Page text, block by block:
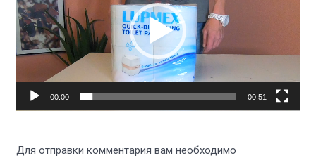
00:00 00:51
Для отправки комментария вам необходимо